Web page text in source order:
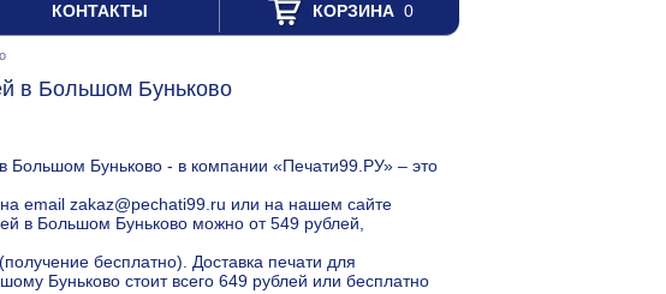
КОНТАКТЫ КОРЗИНА0
в Большом Буньково
Большом Буньково - в компании «Печати99.РУ» – это
email zakaz@pechati99.ru или на нашем сайте
в Большом Буньково можно от 549 рублей,
бесплатно). Доставка печати для
Буньково стоит всего 649 рублей или бесплатно